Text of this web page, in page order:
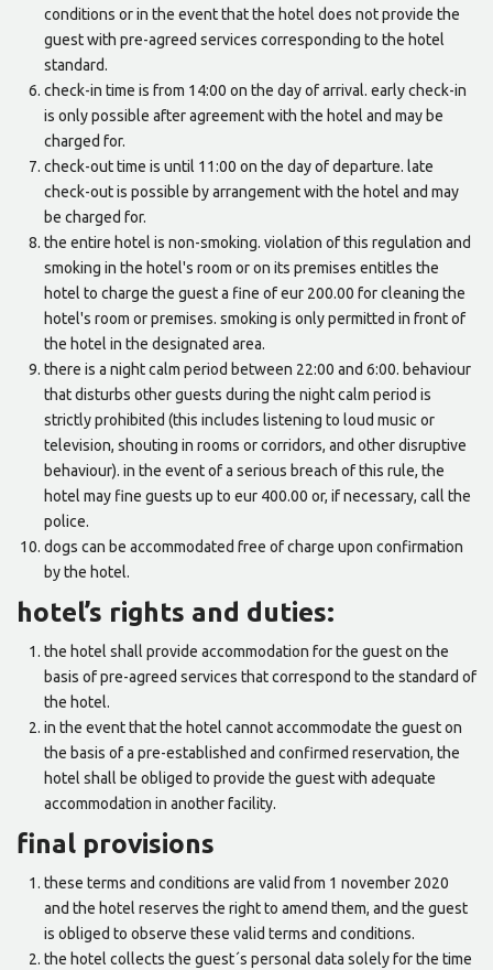
conditions or in the event that the hotel does not provide the
guest with pre-agreed services corresponding to the hotel
standard.
check-in time is from 14:00 on the day of arrival. early check-in
is only possible after agreement with the hotel and may be
charged for.
check-out time is until 11:00 on the day of departure. late
check-out is possible by arrangement with the hotel and may
be charged for.
the entire hotel is non-smoking. violation of this regulation and
smoking in the hotel's room or on its premises entitles the
hotel to charge the guest a fine of eur 200.00 for cleaning the
hotel's room or premises. smoking is only permitted in front of
the hotel in the designated area.
there is a night calm period between 22:00 and 6:00. behaviour
that disturbs other guests during the night calm period is
strictly prohibited (this includes listening to loud music or
television, shouting in rooms or corridors, and other disruptive
behaviour). in the event of a serious breach of this rule, the
hotel may fine guests up to eur 400.00 or, if necessary, call the
police.
dogs can be accommodated free of charge upon confirmation
by the hotel.
hotel’s rights and duties:
the hotel shall provide accommodation for the guest on the
basis of pre-agreed services that correspond to the standard of
the hotel.
in the event that the hotel cannot accommodate the guest on
the basis of a pre-established and confirmed reservation, the
hotel shall be obliged to provide the guest with adequate
accommodation in another facility.
final provisions
these terms and conditions are valid from 1 november 2020
and the hotel reserves the right to amend them, and the guest
is obliged to observe these valid terms and conditions.
the hotel collects the guest´s personal data solely for the time